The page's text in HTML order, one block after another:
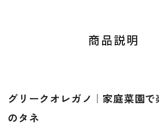
商品説明
グリークオレガノ｜家庭菜園
のタネ